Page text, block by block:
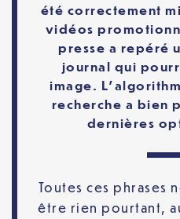
été correctement
vidéos
presse a repéré
journal qui
image. L’
recherche a bien
dernières
Toutes ces phrases
être rien pourtant,